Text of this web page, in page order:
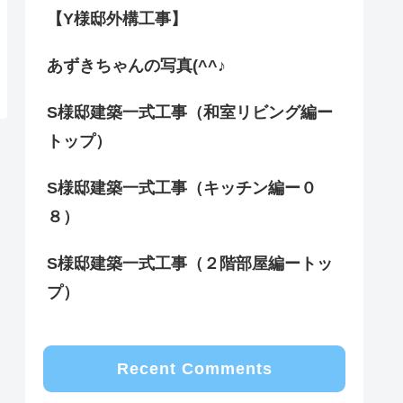
【Y様邸外構工事】
あずきちゃんの写真(^^♪
S様邸建築一式工事（和室リビング編ー
トップ）
S様邸建築一式工事（キッチン編ー０
８）
S様邸建築一式工事（２階部屋編ートッ
プ）
Recent Comments